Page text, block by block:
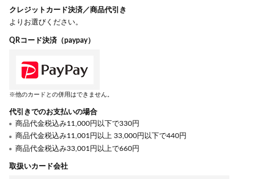
クレジットカード決済／商品代引き
よりお選びください。
QRコード決済（paypay）
※他のカードとの併用はできません。
代引きでのお支払いの場合
商品代金税込み11,000円以下で330円
商品代金税込み11,001円以上 33,000円以下で440円
商品代金税込み33,001円以上で660円
取扱いカード会社